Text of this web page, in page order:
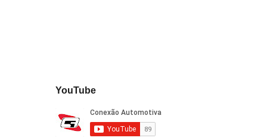
YouTube